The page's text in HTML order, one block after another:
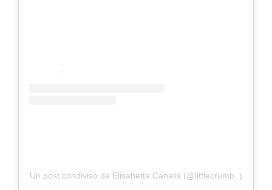
Un post condiviso da Elisabetta Canalis (@littlecrumb_)